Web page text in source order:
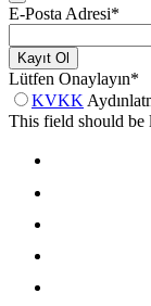
E-Posta Adresi*
Kayıt Ol
Lütfen Onaylayın*
KVKK
This field should be